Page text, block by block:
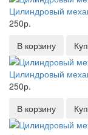
Цилиндровый
250р.
В корзину
Цилиндровый
250р.
В корзину